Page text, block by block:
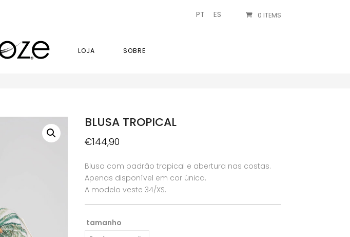
PT ES 0 ITEMS
LOJA SOBRE
BLUSA TROPICAL
€144,90
Blusa com padrão tropical e abertura nas costas.
Apenas disponível em cor única.
A modelo veste 34/XS.
tamanho